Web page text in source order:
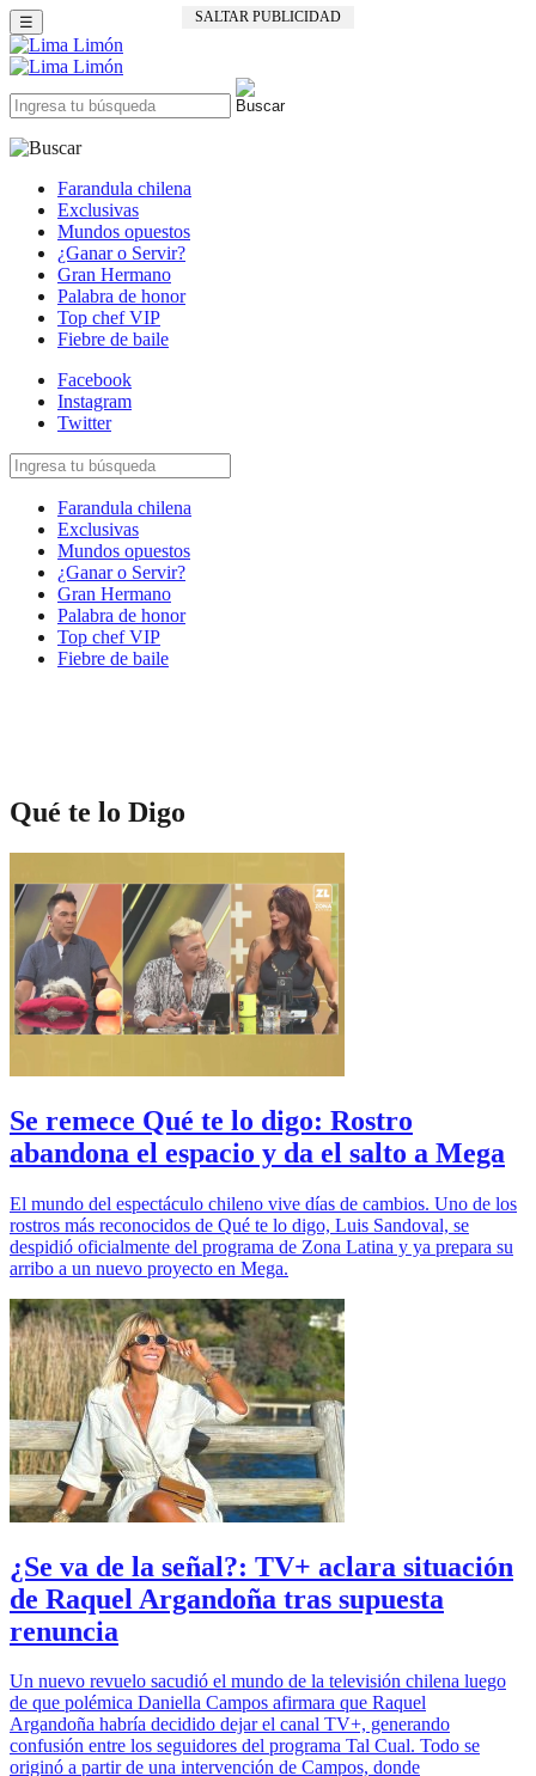
SALTAR PUBLICIDAD
☰
Farandula chilena
Exclusivas
Mundos opuestos
¿Ganar o Servir?
Gran Hermano
Palabra de honor
Top chef VIP
Fiebre de baile
Facebook
Instagram
Twitter
Farandula chilena
Exclusivas
Mundos opuestos
¿Ganar o Servir?
Gran Hermano
Palabra de honor
Top chef VIP
Fiebre de baile
Qué te lo Digo
Se remece Qué te lo digo: Rostro
abandona el espacio y da el salto a Mega
El mundo del espectáculo chileno vive días de cambios. Uno de los
rostros más reconocidos de Qué te lo digo, Luis Sandoval, se
despidió oficialmente del programa de Zona Latina y ya prepara su
arribo a un nuevo proyecto en Mega.
¿Se va de la señal?: TV+ aclara situación
de Raquel Argandoña tras supuesta
renuncia
Un nuevo revuelo sacudió el mundo de la televisión chilena luego
de que polémica Daniella Campos afirmara que Raquel
Argandoña habría decidido dejar el canal TV+, generando
confusión entre los seguidores del programa Tal Cual. Todo se
originó a partir de una intervención de Campos, donde